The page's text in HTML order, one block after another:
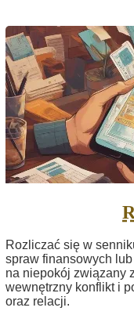
Rozliczać się w
spraw finansowych
na niepokój związany
wewnętrzny konflikt i
oraz relacji.